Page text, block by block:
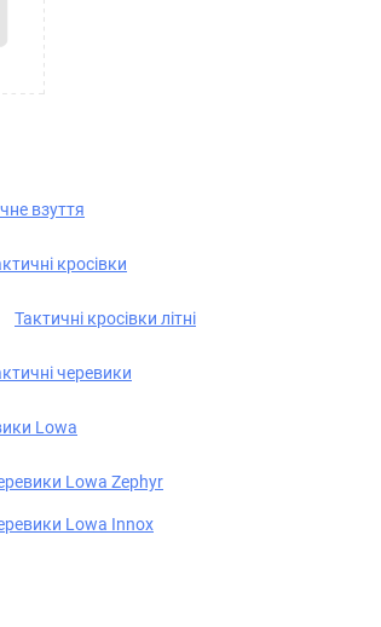
взуття
кросівки
Тактичні кросівки літні
черевики
Lowa
Lowa Zephyr
Lowa Innox